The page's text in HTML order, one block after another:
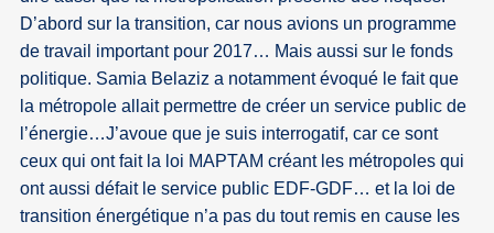
D’abord sur la transition, car nous avions un programme
de travail important pour 2017… Mais aussi sur le fonds
politique. Samia Belaziz a notamment évoqué le fait que
la métropole allait permettre de créer un service public de
l’énergie…J’avoue que je suis interrogatif, car ce sont
ceux qui ont fait la loi MAPTAM créant les métropoles qui
ont aussi défait le service public EDF-GDF… et la loi de
transition énergétique n’a pas du tout remis en cause les